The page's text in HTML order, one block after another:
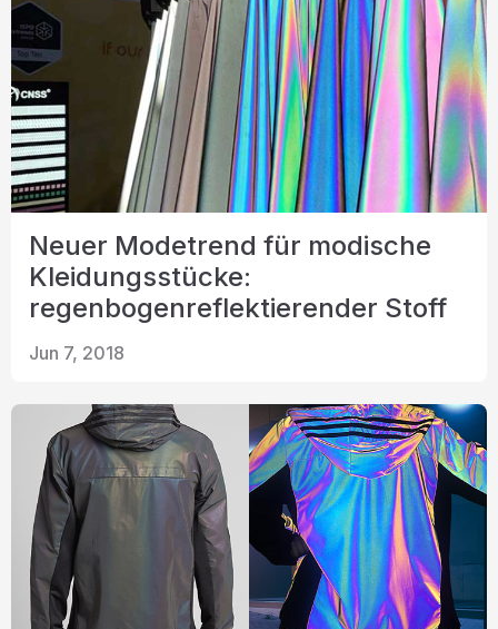
Neuer Modetrend für modische
Kleidungsstücke:
regenbogenreflektierender Stoff
Jun 7, 2018